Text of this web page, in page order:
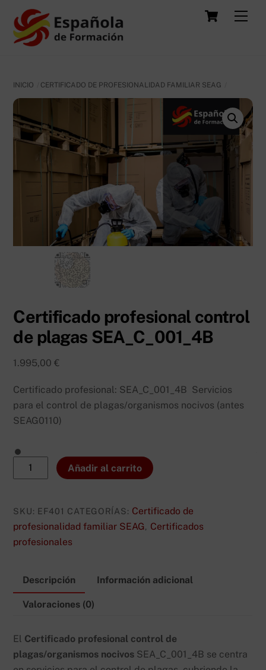
content
INICIO CERTIFICADO DE PROFESIONALIDAD FAMILIAR SEAG
Certificado profesional control
de plagas SEA_C_001_4B
1.995,00€
Certificado profesional: SEA_C_001_4B Servicios
para el control de plagas/organismos nocivos (antes
SEAG0110)
Certificado
profesional
de
plagas
SEA_C_001_4B
Añadir al carrito
SKU: EF401 CATEGORÍAS: Certificado de
profesionalidad familiar SEAG, Certificados
profesionales
Descripción Información adicional
Valoraciones (0)
El Certificado profesional control de
plagas/organismos nocivos SEA_C_001_4B se centra